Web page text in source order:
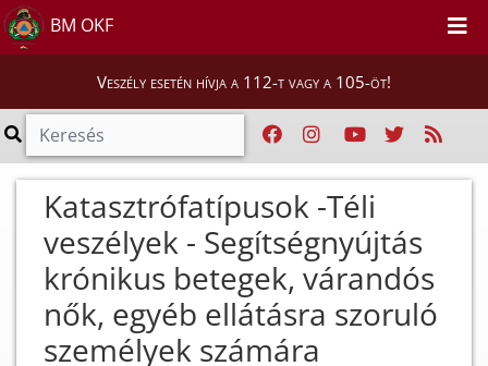
BM OKF
Veszély esetén hívja a 112-t vagy a 105-öt!
Katasztrófatípusok -Téli
veszélyek - Segítségnyújtás
krónikus betegek, várandós
nők, egyéb ellátásra szoruló
személyek számára